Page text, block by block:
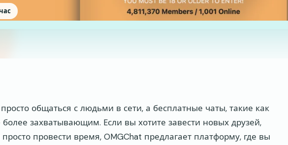
общаться с людьми в сети, а бесплатные чаты, такие как
захватывающим. Если вы хотите завести новых друзей,
провести время, OMGChat предлагает платформу, где вы